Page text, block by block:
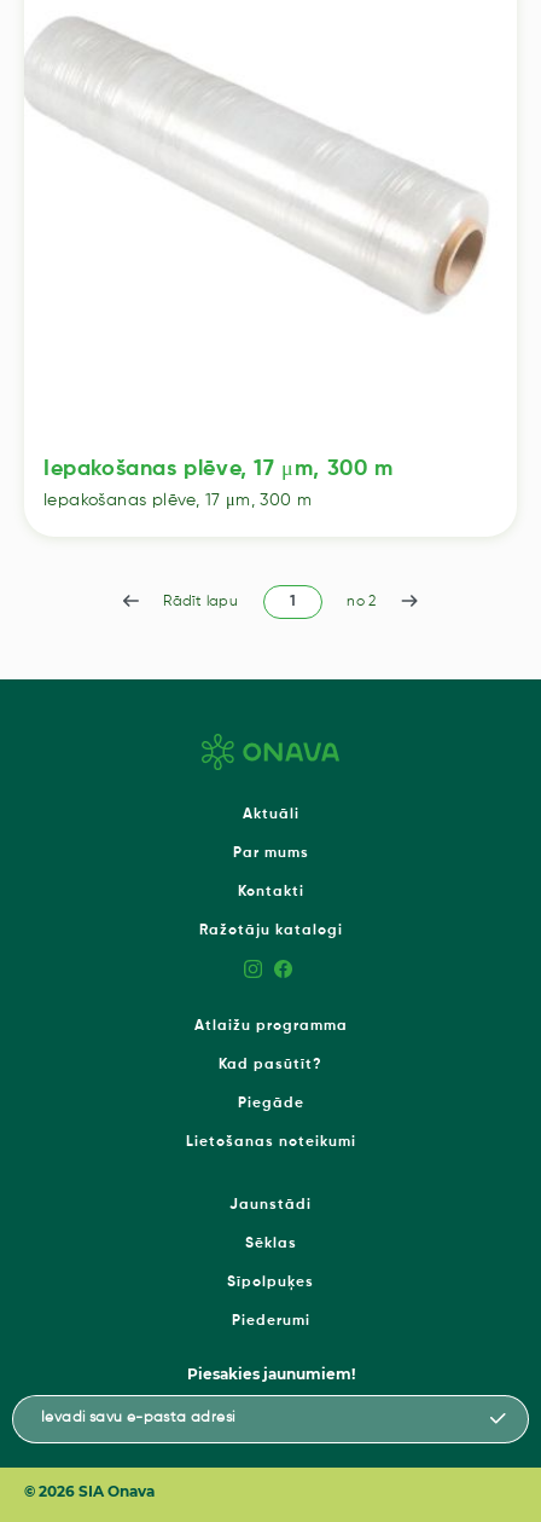
Iepakošanas plēve, 17 μm, 300 m
Iepakošanas plēve, 17 μm, 300 m
Rādīt lapu no 2
Aktuāli
Par mums
Kontakti
Ražotāju katalogi
Atlaižu programma
Kad pasūtīt?
Piegāde
Lietošanas noteikumi
Jaunstādi
Sēklas
Sīpolpuķes
Piederumi
Piesakies jaunumiem!
© 2026 SIA Onava